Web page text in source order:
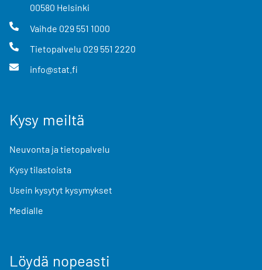
00580 Helsinki
Vaihde 029 551 1000
Tietopalvelu 029 551 2220
info@stat.fi
Kysy meiltä
Neuvonta ja tietopalvelu
Kysy tilastoista
Usein kysytyt kysymykset
Medialle
Löydä nopeasti